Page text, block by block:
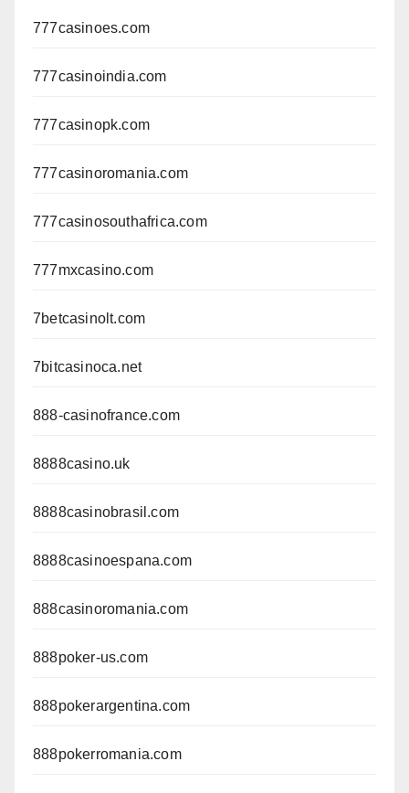
777casinoes.com
777casinoindia.com
777casinopk.com
777casinoromania.com
777casinosouthafrica.com
777mxcasino.com
7betcasinolt.com
7bitcasinoca.net
888-casinofrance.com
8888casino.uk
8888casinobrasil.com
8888casinoespana.com
888casinoromania.com
888poker-us.com
888pokerargentina.com
888pokerromania.com